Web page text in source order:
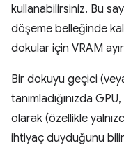
kullanabilirsiniz. Bu
döşeme belleğinde
dokular için VRAM
Bir dokuyu geçici
tanımladığınızda
olarak (özellikle
ihtiyaç duyduğunu